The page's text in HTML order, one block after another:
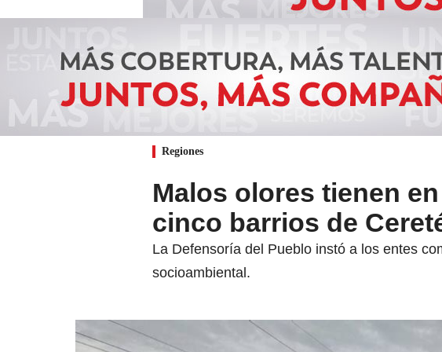
Regiones
Malos olores tienen
cinco barrios de
La Defensoría del Pueblo instó a los entes
socioambiental.